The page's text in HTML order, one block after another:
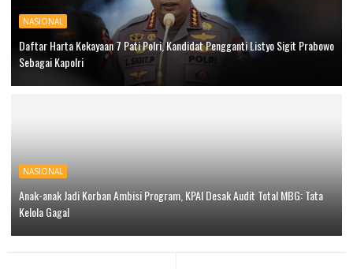
NASIONAL
Daftar Harta Kekayaan 7 Pati Polri, Kandidat Pengganti Listyo Sigit Prabowo
Sebagai Kapolri
NASIONAL
Anak-anak Jadi Korban Ambisi Program, KPAI Desak Audit Total MBG: Tata
Kelola Gagal